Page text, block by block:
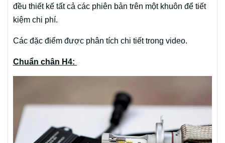
đều thiết kế tất cả các phiên bản trên một khuôn để tiết
kiệm chi phí.
Các đặc điểm được phân tích chi tiết trong video.
Chuẩn chân H4: